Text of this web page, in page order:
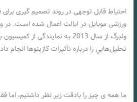
احتیاط قابل توجهی در روند تصمیم گیری
ورزشی موبایل در ایالت اعمال شده اسـت. در
تحلیل‌هایي را درباره تأثیرات کازینوها انجام
ما همه ی چیز را بادقت زیر نظر داشتیم، اما